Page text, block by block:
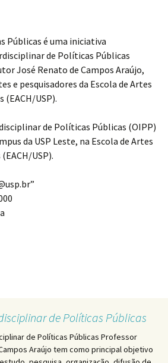
Públicas é uma iniciativa
de Políticas Públicas
José Renato de Campos Araújo,
e pesquisadores da Escola de Artes
(EACH/USP).
de Políticas Públicas (OIPP)
da USP Leste, na Escola de Artes
USP).
de Políticas Públicas
de Políticas Públicas Professor
Araújo tem como principal objetivo